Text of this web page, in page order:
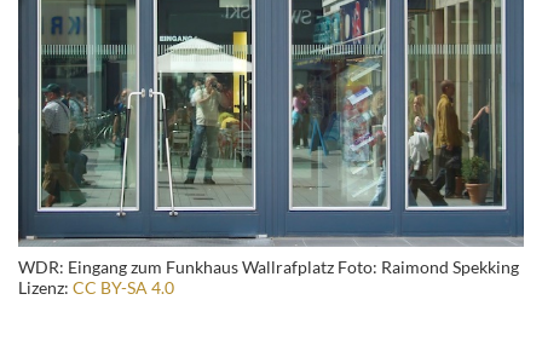
WDR: Eingang zum Funkhaus Wallrafplatz Foto: Raimond Spekking
Lizenz: CC BY-SA 4.0